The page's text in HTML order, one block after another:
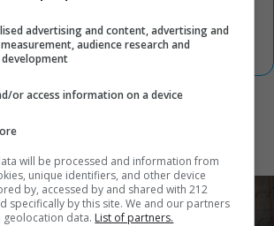
Επίδαυρο αλλάζουν την αντίληψη για
advertising and content, advertising and
audience research and
development
or access information on a device
will be processed and information from
unique identifiers, and other device
by, accessed by and shared with 212
specifically by this site. We and our partners
geolocation data. List of partners.